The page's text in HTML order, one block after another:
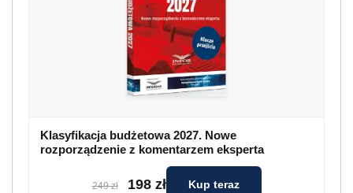
Klasyfikacja budżetowa 2027. Nowe
rozporządzenie z komentarzem eksperta
249 zł 198 zł Kup teraz